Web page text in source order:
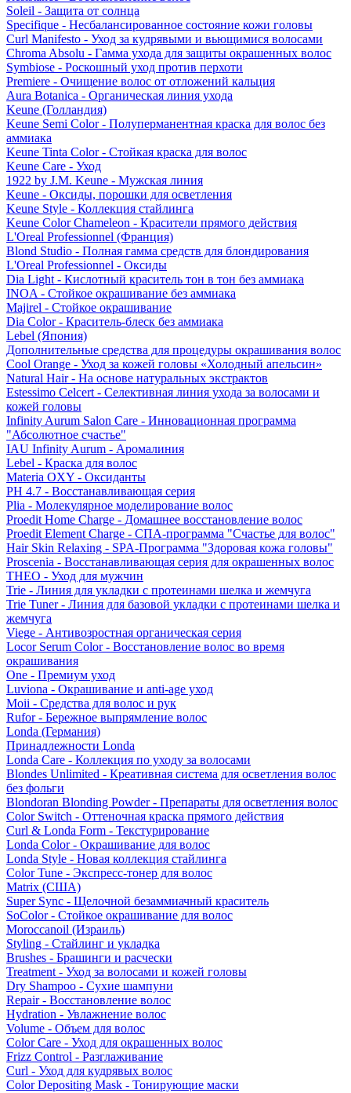
Soleil - Защита от солнца
Specifique - Несбалансированное состояние кожи головы
Curl Manifesto - Уход за кудрявыми и вьющимися волосами
Chroma Absolu - Гамма ухода для защиты окрашенных волос
Symbiose - Роскошный уход против перхоти
Premiere - Очищение волос от отложений кальция
Aura Botanica - Органическая линия ухода
Keune (Голландия)
Keune Semi Color - Полуперманентная краска для волос без
аммиака
Keune Tinta Color - Стойкая краска для волос
Keune Care - Уход
1922 by J.M. Keune - Мужская линия
Keune - Оксиды, порошки для осветления
Keune Style - Коллекция стайлинга
Keune Color Chameleon - Красители прямого действия
L'Oreal Professionnel (Франция)
Blond Studio - Полная гамма средств для блондирования
L'Oreal Professionnel - Оксиды
Dia Light - Кислотный краситель тон в тон без аммиака
INOA - Стойкое окрашивание без аммиака
Majirel - Стойкое окрашивание
Dia Color - Краситель-блеск без аммиака
Lebel (Япония)
Дополнительные средства для процедуры окрашивания волос
Cool Orange - Уход за кожей головы «Холодный апельсин»
Natural Hair - На основе натуральных экстрактов
Estessimo Celcert - Селективная линия ухода за волосами и
кожей головы
Infinity Aurum Salon Care - Инновационная программа
"Абсолютное счастье"
IAU Infinity Aurum - Аромалиния
Lebel - Краска для волос
Materia OXY - Оксиданты
PH 4.7 - Восстанавливающая серия
Plia - Молекулярное моделирование волос
Proedit Home Charge - Домашнее восстановление волос
Proedit Element Charge - СПА-программа "Счастье для волос"
Hair Skin Relaxing - SPA-Программа "Здоровая кожа головы"
Proscenia - Восстанавливающая серия для окрашенных волос
THEO - Уход для мужчин
Trie - Линия для укладки с протеинами шелка и жемчуга
Trie Tuner - Линия для базовой укладки с протеинами шелка и
жемчуга
Viege - Антивозростная органическая серия
Locor Serum Color - Восстановление волос во время
окрашивания
One - Премиум уход
Luviona - Окрашивание и anti-age уход
Moii - Средства для волос и рук
Rufor - Бережное выпрямление волос
Londa (Германия)
Принадлежности Londa
Londa Care - Коллекция по уходу за волосами
Blondes Unlimited - Креативная система для осветления волос
без фольги
Blondoran Blonding Powder - Препараты для осветления волос
Color Switch - Оттеночная краска прямого действия
Curl & Londa Form - Текстурирование
Londa Color - Окрашивание для волос
Londa Style - Новая коллекция стайлинга
Color Tune - Экспресс-тонер для волос
Matrix (США)
Super Sync - Щелочной безаммиачный краситель
SoColor - Стойкое окрашивание для волос
Moroccanoil (Израиль)
Styling - Стайлинг и укладка
Brushes - Брашинги и расчески
Treatment - Уход за волосами и кожей головы
Dry Shampoo - Сухие шампуни
Repair - Восстановление волос
Hydration - Увлажнение волос
Volume - Объем для волос
Color Care - Уход для окрашенных волос
Frizz Control - Разглаживание
Curl - Уход для кудрявых волос
Color Depositing Mask - Тонирующие маски